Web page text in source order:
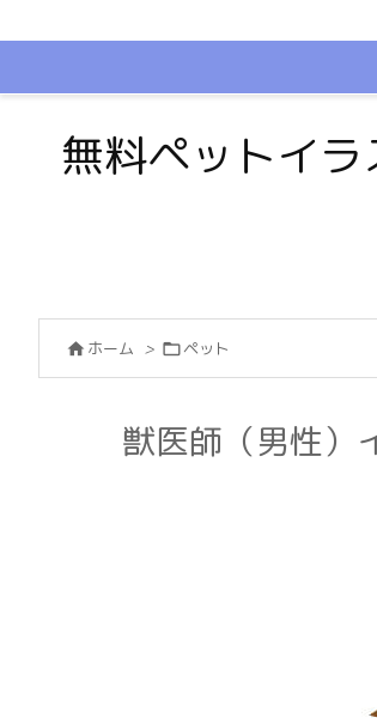
無料ペットイ
 ホーム > ペット
獣医師（男性）